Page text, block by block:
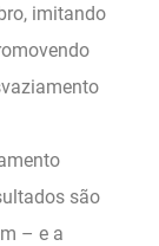
imitando
são
– e a